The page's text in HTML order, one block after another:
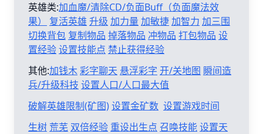
英雄类:加血魔/清除CD/负面Buff（负面魔法效
果）
复活英雄 升级 加力量 加敏捷加智力 加三围
切换背包 复制物品 掉落物品 冲物品 打包物品 设
置经验设置技能点 禁止获得经验
其他:加钱木彩字聊天 悬浮彩字 开/关地图 瞬间造
兵/升级科技 设置人口/人口最大值
破解英雄限制(矿图)设置金矿数 设置游戏时间
生树 荒芜 双倍经验 重设出生点 召唤技能设置天